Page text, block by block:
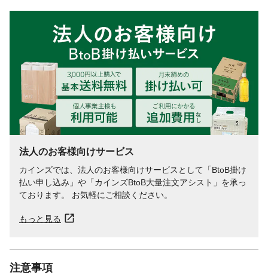
法人のお客様向けサービス
カインズでは、法人のお客様向けサービスとして「BtoB掛け
払い申し込み」や「カインズBtoB大量注文アシスト」を承っ
ております。 お気軽にご相談ください。
もっと見る
注意事項